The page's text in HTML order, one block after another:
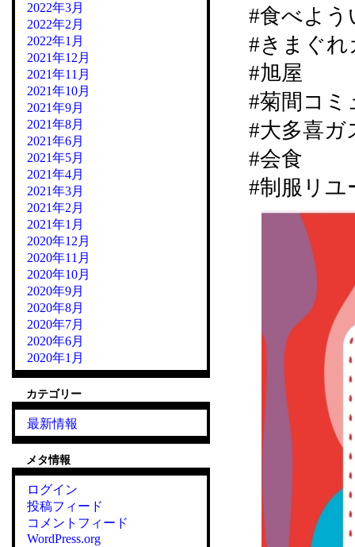
#食べよう
#きまぐれ
#旭屋
#菊間コ
#大多喜ガ
#会食
#制服リユ
2022年3月
2022年2月
2022年1月
2021年12月
2021年11月
2021年10月
2021年9月
2021年8月
2021年6月
2021年5月
2021年4月
2021年3月
2021年2月
2021年1月
2020年12月
2020年11月
2020年10月
2020年9月
2020年8月
2020年7月
2020年6月
2020年1月
カテゴリー
最新情報
メタ情報
ログイン
投稿フィード
コメントフィード
WordPress.org